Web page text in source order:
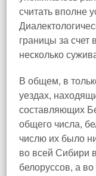
считать вполне
границы за счет
несколько
В общем, в
уездах,
составляющих
общего числа,
числю их было
во всей Сибири
белоруссов, а